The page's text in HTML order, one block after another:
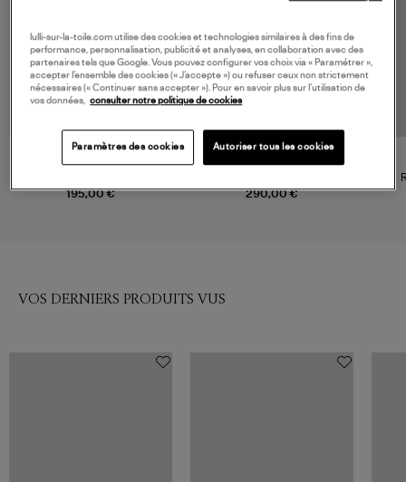
195,00 €
ANINE BING
290,00 €
A.P.C.
VOS DERNIERS PRODUITS VUS
lulli-sur-la-toile.com utilise des cookies et technologies similaires à des fins de
performance, personnalisation, publicité et analyses, en collaboration avec des
partenaires tels que Google. Vous pouvez configurer vos choix via « Paramétrer »,
accepter l’ensemble des cookies (« J’accepte ») ou refuser ceux non strictement
nécessaires (« Continuer sans accepter »). Pour en savoir plus sur l’utilisation de
vos données,
consulter notre politique de cookies
Paramètres des cookies Autoriser tous les cookies